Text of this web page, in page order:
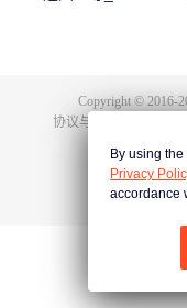
命，拥有了神级的天赋，然
也收获了多位风姿卓绝的佳
Copyright © 2016-
协议与条款
By using
Privacy
accordance